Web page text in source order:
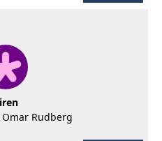
Omar Rudberg